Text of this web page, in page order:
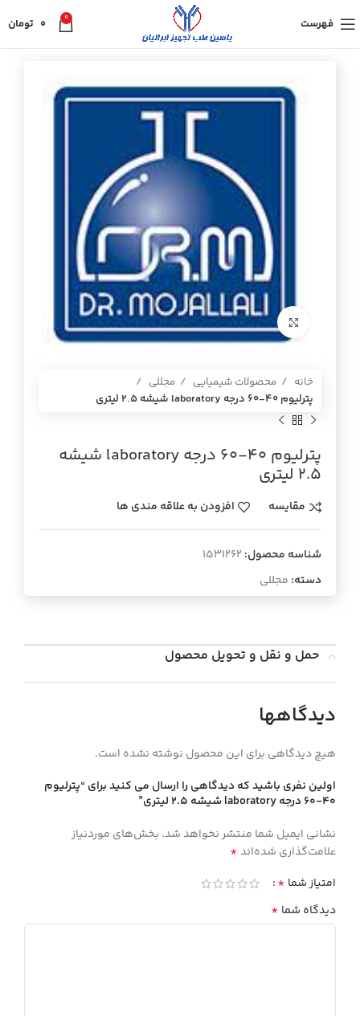
فهرست 0
0 تومان
برای بزرگنمایی کلیک کنید
خانه محصولات شیمیایی
مجللی
پترليوم 40-60 درجه laboratory شيشه 2.5 ليتري
پترليوم 40-60 درجه laboratory شيشه
2.5 ليتري
مقایسه افزودن به علاقه مندی ها
شناسه محصول: 1531262
دسته: مجللی
حمل و نقل و تحویل محصول
دیدگاهها
هیچ دیدگاهی برای این محصول نوشته نشده است.
اولین نفری باشید که دیدگاهی را ارسال می کنید برای “پترليوم
40-60 درجه laboratory شيشه 2.5 ليتري”
نشانی ایمیل شما منتشر نخواهد شد. بخش‌های موردنیاز
علامت‌گذاری شده‌اند*
امتیاز شما *
دیدگاه شما *